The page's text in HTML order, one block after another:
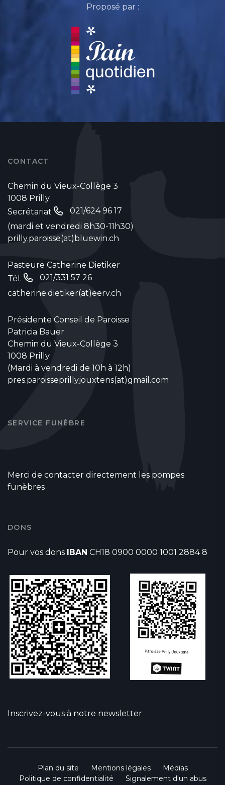
Proposé par :
CONTACT
Chemin du Vieux-Collège 3
1008 Prilly
Secrétariat
021/624 96 17
(mardi et vendredi 8h30-11h30)
prilly.paroisse(at)bluewin.ch
Pasteure Catherine Dietiker
Tél.
021/331 57 26
catherine.dietiker(at)eerv.ch
Présidente Conseil de Paroisse
Patricia Bauer
Chemin du Vieux-Collège 3
1008 Prilly
(Mardi à vendredi de 10h à 12h)
pres.paroisseprillyjouxtens(at)gmail.com
SERVICE FUNÈBRE
Merci de contacter directement les pompes
funèbres
DONS
Pour vos dons IBAN CH18 0900 0000 1001 2884 8
Inscrivez-vous à notre newsletter
Plan du site Mentions légales
Médias
Politique de confidentialité
Signalement d'un abus